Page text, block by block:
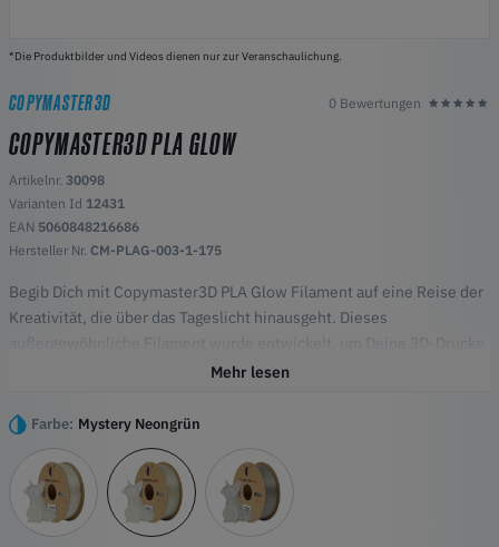
*Die Produktbilder und Videos dienen nur zur Veranschaulichung.
COPYMASTER3D 0 Bewertungen
COPYMASTER3D PLA GLOW
Artikelnr. 30098
Varianten Id 12431
EAN 5060848216686
Hersteller Nr. CM-PLAG-003-1-175
Begib Dich mit Copymaster3D PLA Glow Filament auf eine Reise der
Kreativität, die über das Tageslicht hinausgeht. Dieses
außergewöhnliche Filament wurde entwickelt, um Deine 3D-Drucke
mit einem ätherischen Leuchten zu versehen und Deine Kreationen
Höhepunkte
Ätherisches Leuchten
Hochwertige PLA-Basis
Verlängerte Leuchtdauer
Präzise Detailarbeit
Mehr lesen
Farbe: Mystery Neongrün